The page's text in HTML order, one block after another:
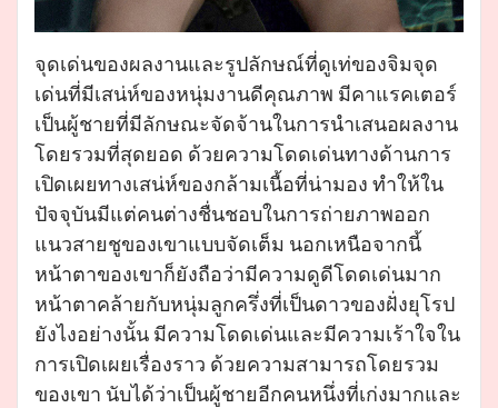
จุดเด่นของผลงานและรูปลักษณ์ที่ดูเท่ของจิมจุด
เด่นที่มีเสน่ห์ของหนุ่มงานดีคุณภาพ มีคาแรคเตอร์
เป็นผู้ชายที่มีลักษณะจัดจ้านในการนำเสนอผลงาน
โดยรวมที่สุดยอด ด้วยความโดดเด่นทางด้านการ
เปิดเผยทางเสน่ห์ของกล้ามเนื้อที่น่ามอง ทำให้ใน
ปัจจุบันมีแต่คนต่างชื่นชอบในการถ่ายภาพออก
แนวสายชูของเขาแบบจัดเต็ม นอกเหนือจากนี้
หน้าตาของเขาก็ยังถือว่ามีความดูดีโดดเด่นมาก
หน้าตาคล้ายกับหนุ่มลูกครึ่งที่เป็นดาวของฝั่งยุโรป
ยังไงอย่างนั้น มีความโดดเด่นและมีความเร้าใจใน
การเปิดเผยเรื่องราว ด้วยความสามารถโดยรวม
ของเขา นับได้ว่าเป็นผู้ชายอีกคนหนึ่งที่เก่งมากและ